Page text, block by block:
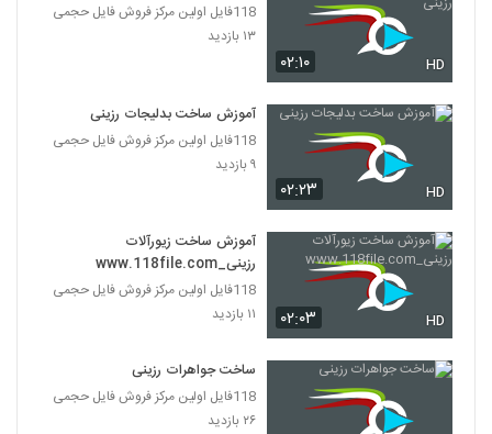
۰۲:۱۰ HD
118فایل اولین مرکز فروش فایل حجمی
۱۳ بازدید
۰۲:۲۳ HD
آموزش ساخت بدلیجات رزینی
118فایل اولین مرکز فروش فایل حجمی
۹ بازدید
۰۲:۰۳ HD
آموزش ساخت زیورآلات
رزینی_www.118file.com
118فایل اولین مرکز فروش فایل حجمی
۱۱ بازدید
ساخت جواهرات رزینی
118فایل اولین مرکز فروش فایل حجمی
۲۶ بازدید